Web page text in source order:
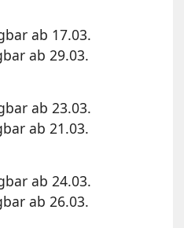
ab 17.03.
ab 29.03.
ab 23.03.
ab 21.03.
ab 24.03.
ab 26.03.